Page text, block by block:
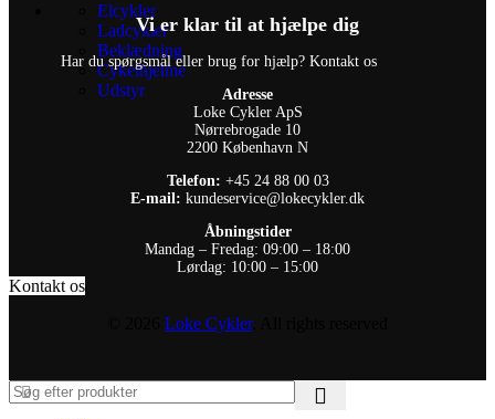
Elcykler
Ladcykler
Beklædning
Cykelhjelme
Udstyr
Vi er klar til at hjælpe dig
Har du spørgsmål eller brug for hjælp? Kontakt os
Adresse
Loke Cykler ApS
Nørrebrogade 10
2200 København N
Telefon: +45 24 88 00 03
E-mail: kundeservice@lokecykler.dk
Åbningstider
Mandag – Fredag: 09:00 – 18:00
Lørdag: 10:00 – 15:00
Kontakt os
Loke Cykler. All rights reserved